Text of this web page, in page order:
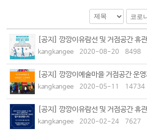
[공지] 깡깡이유람선 및 거점공간 휴
kangkangee 2020-08-20 8498
[공지] 깡깡이예술마을 거점공간 운
kangkangee 2020-05-11 14734
[공지] 깡깡이유람선 및 거점공간 휴
kangkangee 2020-02-24 7627